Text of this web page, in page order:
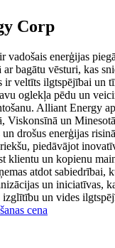
Corp
vadošais enerģijas
bagātu vēsturi, kas
ir veltīts ilgtspējībai un
oglekļa pēdu un
Alliant Energy
Viskonsīnā un
drošus enerģijas
piedāvājot
klientu un kopienu
atdot sabiedrībai,
un iniciatīvas,
un vides
cena